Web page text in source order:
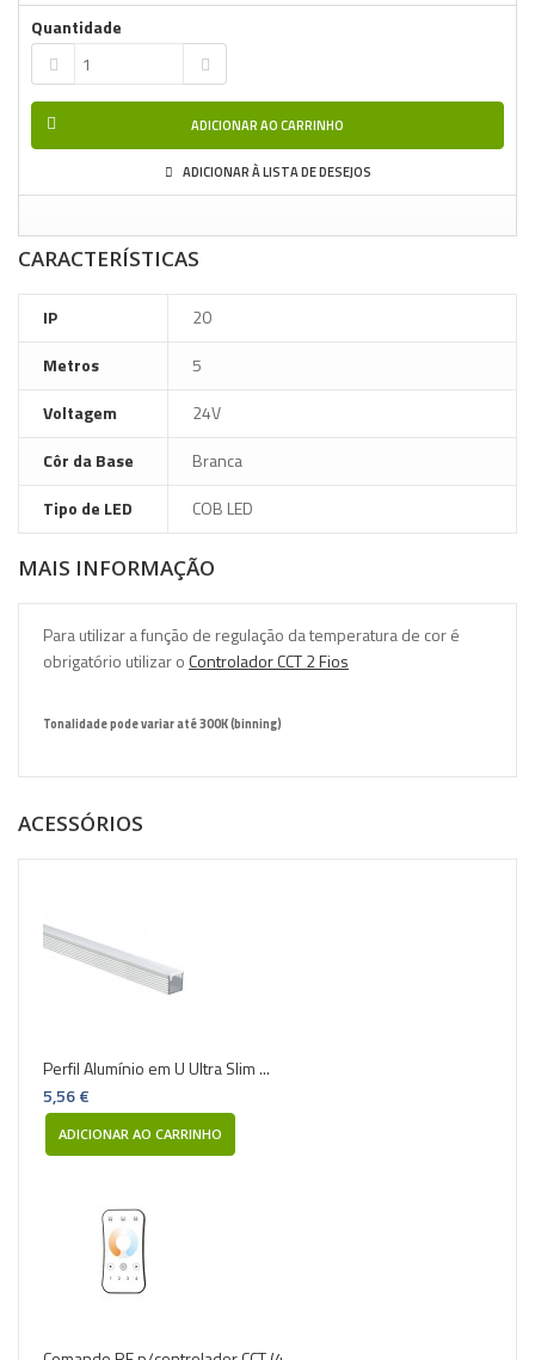
Quantidade
ADICIONAR AO CARRINHO
ADICIONAR À LISTA DE DESEJOS
CARACTERÍSTICAS
IP
20
Metros
5
Voltagem
24V
Côr da Base
Branca
Tipo de LED
COB LED
MAIS INFORMAÇÃO
Para utilizar a função de regulação da temperatura de cor é
obrigatório utilizar o Controlador CCT 2 Fios
Tonalidade pode variar até 300K (binning)
ACESSÓRIOS
Perfil Alumínio em U Ultra Slim ...
5,56 €
ADICIONAR AO CARRINHO